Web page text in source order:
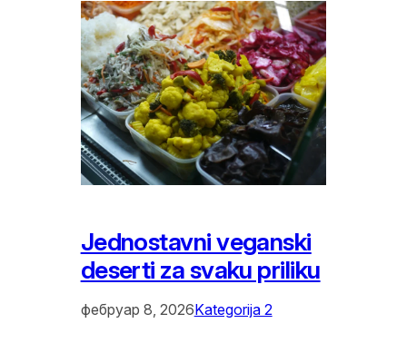
Jednostavni veganski
deserti za svaku priliku
фебруар 8, 2026Kategorija 2